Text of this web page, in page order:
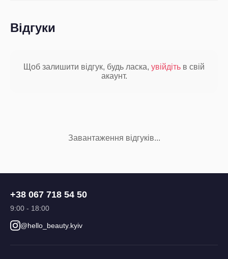
Відгуки
Щоб залишити відгук, будь ласка, увійдіть в свій
акаунт.
Завантаження відгуків...
+38 067 718 54 50
9:00 - 18:00
@hello_beauty.kyiv